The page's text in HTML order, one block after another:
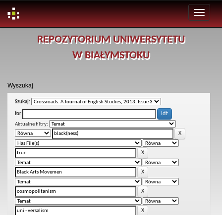
REPOZYTORIUM UNIWERSYTETU
W BIAŁYMSTOKU
Wyszukaj
Szukaj:
for
Aktualne filtry: